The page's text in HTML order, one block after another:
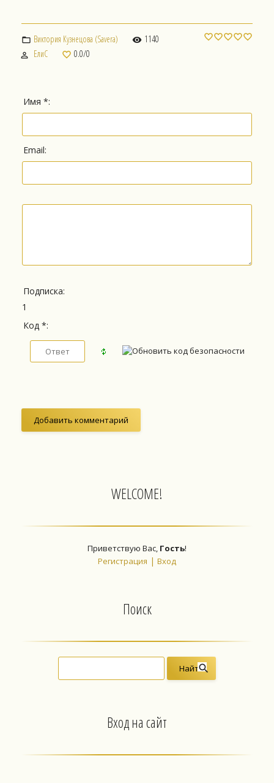
Виктория Кузнецова (Savera)
1140
ЕлиС
0.0/0
Имя *:
Email:
Подписка:
1
Код *:
WELCOME!
Приветствую Вас, Гость!
Регистрация | Вход
Поиск
Вход на сайт